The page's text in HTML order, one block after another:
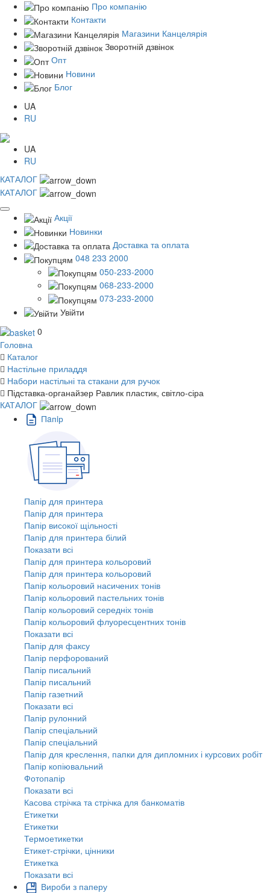
Про компанію
Контакти
Магазини Канцелярія
Зворотній дзвінок
Опт
Новини
Блог
UA
RU
UA
RU
КАТАЛОГ
КАТАЛОГ
Акції
Новинки
Доставка та оплата
048 233 2000
050-233-2000
068-233-2000
073-233-2000
Увійти
0
Головна
Каталог
Настільне приладдя
Набори настільні та стакани для ручок
Підставка-органайзер Равлик пластик, світло-сіра
КАТАЛОГ
Пaпiр
Папір для принтера
Папір для принтера
Папір високої щільності
Папір для принтера білий
Показати всі
Папір для принтера кольоровий
Папір для принтера кольоровий
Папір кольоровий насичених тонів
Папір кольоровий пастельних тонів
Папір кольоровий середніх тонів
Папір кольоровий флуоресцентних тонів
Показати всі
Папір для факсу
Папір перфорований
Папір писальний
Папір писальний
Папір газетний
Показати всі
Папір рулонний
Папір спеціальний
Папір спеціальний
Папір для креслення, папки для дипломних і курсових робіт
Папір копіювальний
Фотопапір
Показати всі
Касова стрічка та стрічка для банкоматів
Етикетки
Етикетки
Термоетикетки
Етикет-стрічки, цінники
Етикетка
Показати всі
Вироби з паперу